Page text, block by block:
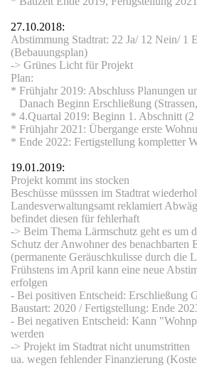
27.10.2018:
Abstimmung Stadtrat: 22 Ja/ 12 Nein/ 1
(Bebauungsplan)
-> Grünes Licht für Projekt
Plan:
* Frühjahr 2019: Abschluss Planungen
Danach Beginn Erschließung
* 4.Quartal 2019: Beginn 1. Abschnitt
* Frühjahr 2021: Übergange erste
* Ende 2022: Fertigstellung kompletter
19.01.2019:
Projekt kommt ins stocken
Beschüsse müsssen im Stadtrat
Landesverwaltungsamt reklamiert
befindet diesen für fehlerhaft
-> Beim Thema Lärmschutz geht es um
Schutz der Anwohner des benachbarten
(permanente Geräuschkulisse durch die
Frühstens im April kann eine neue
erfolgen
- Bei positiven Entscheid: Erschließung
Baustart: 2020 / Fertigstellung: Ende
- Bei negativen Entscheid: Kann
werden
-> Projekt im Stadtrat nicht unumstritten
ua. wegen fehlender Finanzierung
Norma